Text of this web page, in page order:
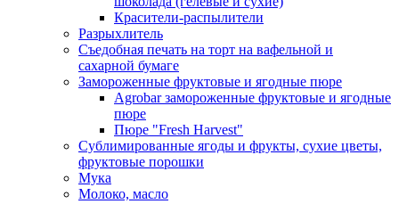
Красители-распылители
Разрыхлитель
Съедобная печать на торт на вафельной и
сахарной бумаге
Замороженные фруктовые и ягодные пюре
Agrobar замороженные фруктовые и ягодные
пюре
Пюре "Fresh Harvest"
Сублимированные ягоды и фрукты, сухие цветы,
фруктовые порошки
Мука
Молоко, масло